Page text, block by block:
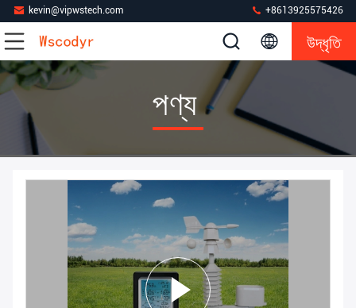
kevin@vipwstech.com +8613925575426
উদ্ধৃতি
পণ্য